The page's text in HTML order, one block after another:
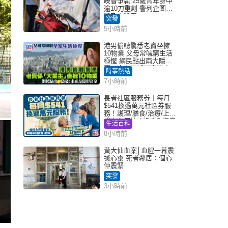
逾10刀重創 警列企圖謀
殺及自殺案
突發
5小時前
港男偷聽驚悉老竇坐擁
10物業 父母常喊窮生活
極慳 網民點出兩大隱
憂：未必是隱形富豪｜
Juicy叮
時事熱話
7小時前
長者社區服務券｜每月
$541換過萬元社區券服
務！護理/膳食/治療/上門
或中心任揀 1條件免資產
審查（附申請資格及教
學）
生活百科
8小時前
黃大仙血案│血腥一幕震
撼心靈 死者鄰居：個心
仲震緊
突發
3小時前